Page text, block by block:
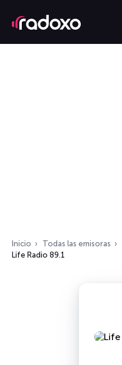
Inicio Todas las emisoras
Life Radio 89.1